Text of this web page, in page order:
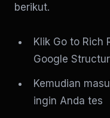
berikut.
Klik Go to Rich
Google
Kemudian
ingin Anda tes